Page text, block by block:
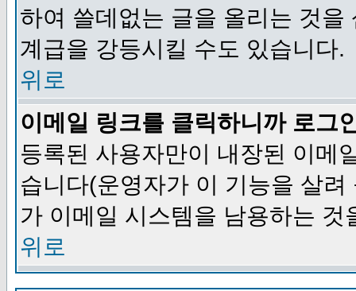
하여 쓸데없는 글을 올리는 것
계급을 강등시킬 수도 있습니다.
위로
이메일 링크를 클릭하니까 로그
등록된 사용자만이 내장된 이메
습니다(운영자가 이 기능을 살
가 이메일 시스템을 남용하는 것
위로